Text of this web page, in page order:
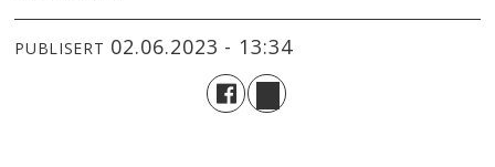
PUBLISERT 02.06.2023 - 13:34